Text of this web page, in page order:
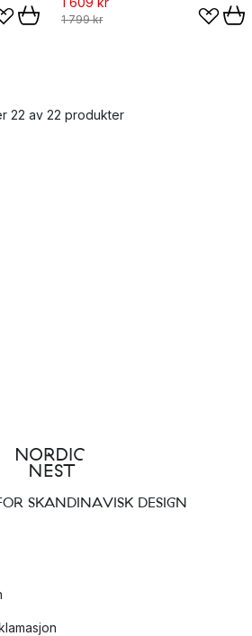
1 799 kr
22 av 22 produkter
SKANDINAVISK DESIGN